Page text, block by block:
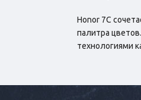
Honor 7C
палитра
технологиями